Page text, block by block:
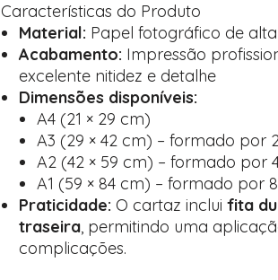
Características do Produto
Material: Papel fotográfico de
Acabamento: Impressão
excelente nitidez e detalhe
Dimensões disponíveis:
A4 (21 × 29 cm)
A3 (29 × 42 cm) – formado por
A2 (42 × 59 cm) – formado por
A1 (59 × 84 cm) – formado por
Praticidade: O cartaz inclui fita
traseira, permitindo uma
complicações.